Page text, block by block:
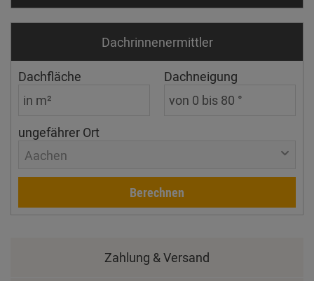
Dachrinnen­ermittler
Dachfläche Dachneigung
ungefährer Ort
Aachen
Berechnen
Zahlung & Versand